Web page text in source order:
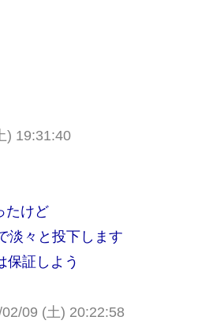
) 19:31:40
たけど
淡々と投下します
保証しよう
09 (土) 20:22:58